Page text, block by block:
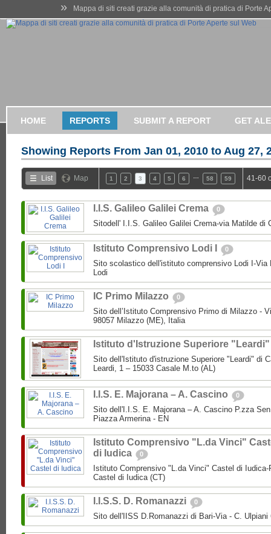
» Mappa di siti creati grazie alla comunità di pratica di Porte
HOME REPORTS SUBMIT A REPORT GET
Showing Reports From Jan 01, 2010 to Aug 27,
List Map 1 2 3 4 5 6 58 59 41-60
I.I.S. Galileo Galilei Crema 0
Sitodell' I.I.S. Galileo Galilei Crema-via Matilde di
Istituto Comprensivo Lodi I 0
Sito scolastico dell'istituto comprensivo Lodi I-Via
Lodi
IC Primo Milazzo 0
Sito dell’Istituto Comprensivo Primo di Milazzo -
98057 Milazzo (ME), Italia
Istituto d'Istruzione Superiore
Sito dell'Istituto d'istruzione Superiore "Leardi" di
Leardi, 1 – 15033 Casale M.to (AL)
I.I.S. E. Majorana – A. Cascino 0
Sito dell'I.I.S. E. Majorana – A. Cascino P.zza
Piazza Armerina - EN
Istituto Comprensivo "L.da Vinci"
di Iudica
0
Istituto Comprensivo "L.da Vinci" Castel di
Castel di Iudica (CT)
I.I.S.S. D. Romanazzi 0
Sito dell'IISS D.Romanazzi di Bari-Via - C. Ulpiani